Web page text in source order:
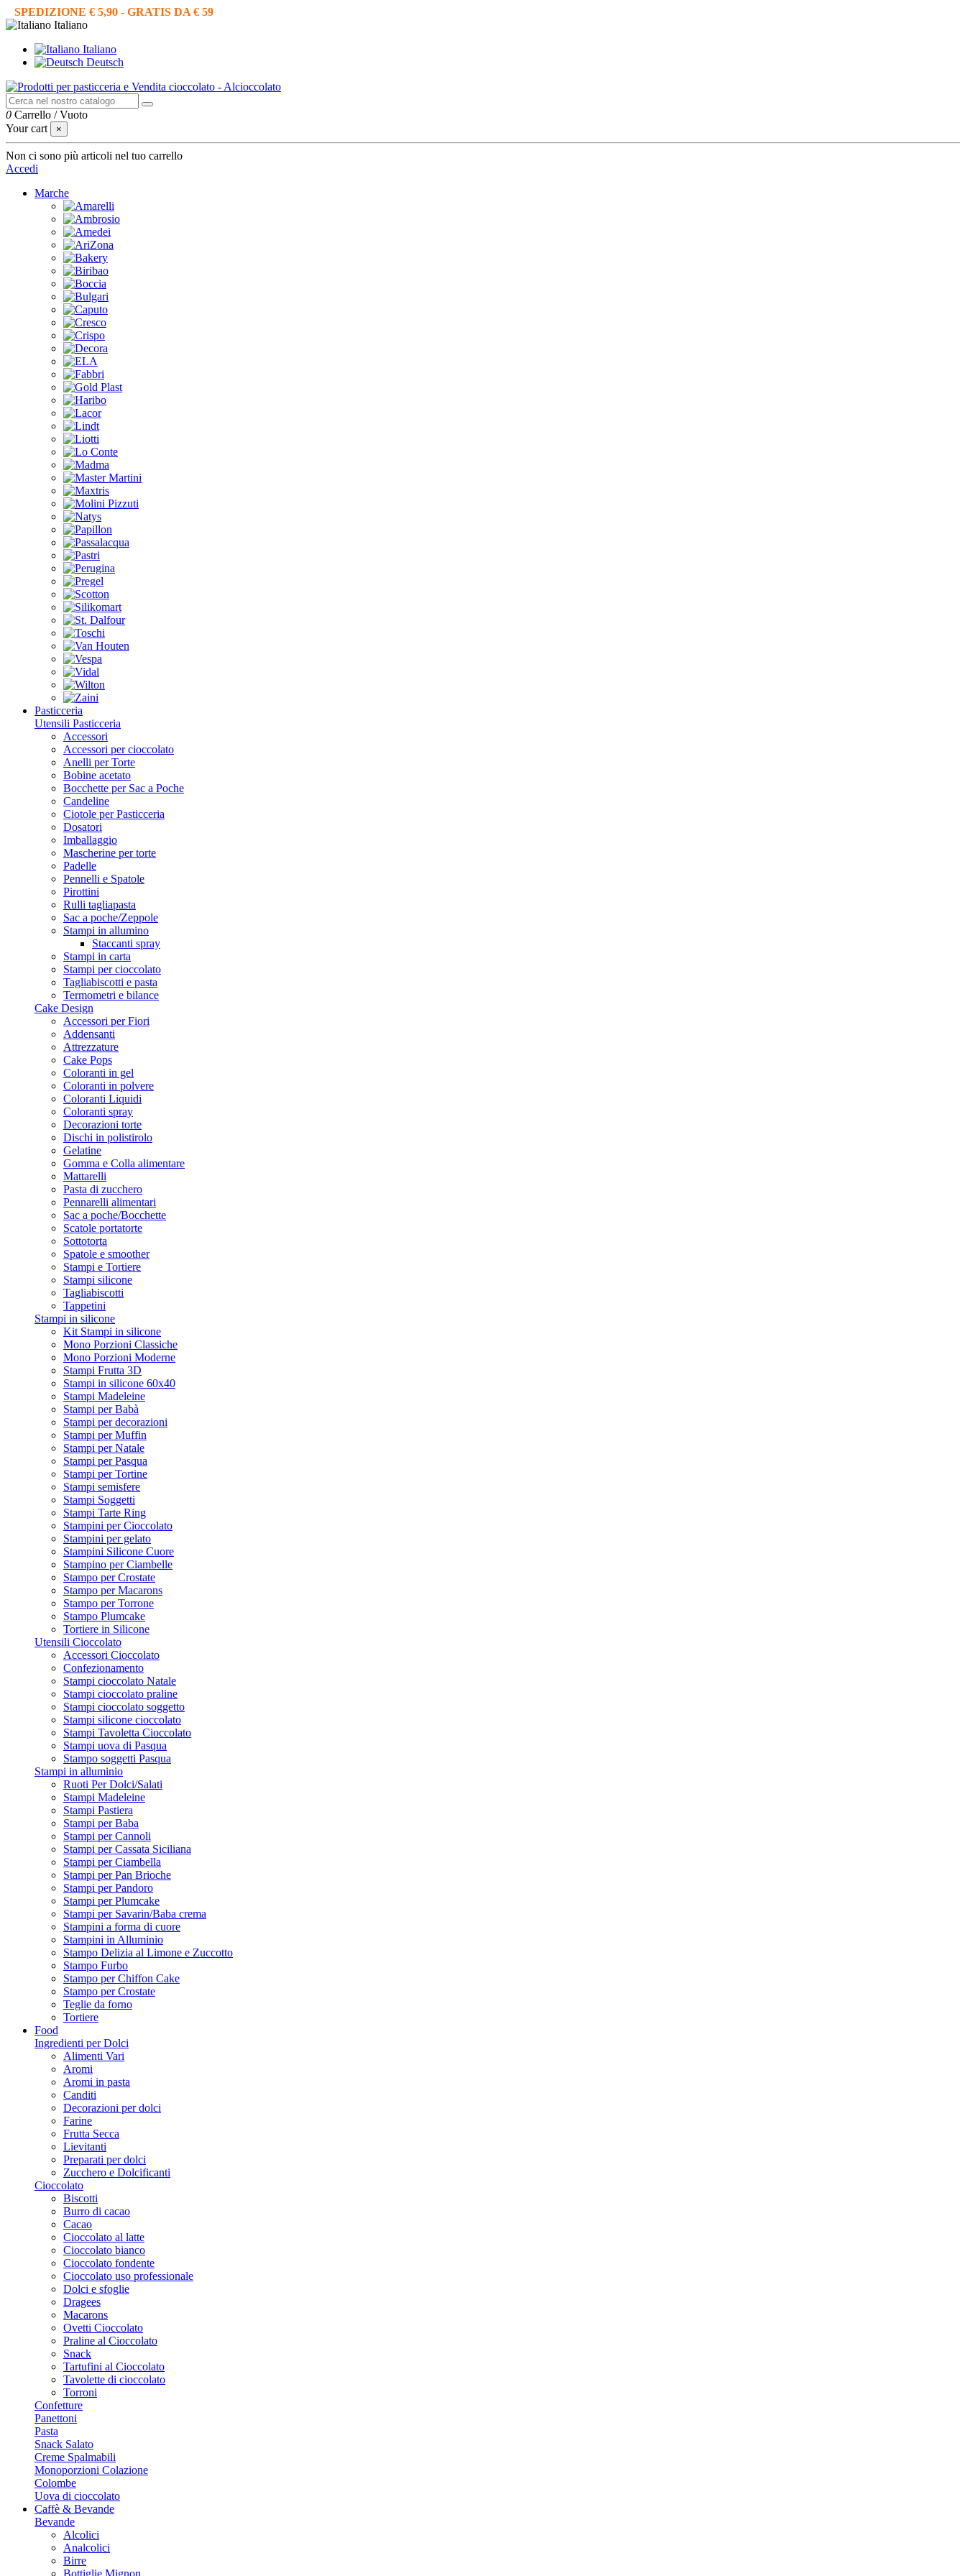
SPEDIZIONE € 5,90 - GRATIS DA € 59
Italiano
Italiano
Deutsch
0 Carrello /Vuoto
Your cart
×
Non ci sono più articoli nel tuo carrello
Accedi
Marche
Pasticceria
Utensili Pasticceria
Accessori
Accessori per cioccolato
Anelli per Torte
Bobine acetato
Bocchette per Sac a Poche
Candeline
Ciotole per Pasticceria
Dosatori
Imballaggio
Mascherine per torte
Padelle
Pennelli e Spatole
Pirottini
Rulli tagliapasta
Sac a poche/Zeppole
Stampi in allumino
Staccanti spray
Stampi in carta
Stampi per cioccolato
Tagliabiscotti e pasta
Termometri e bilance
Cake Design
Accessori per Fiori
Addensanti
Attrezzature
Cake Pops
Coloranti in gel
Coloranti in polvere
Coloranti Liquidi
Coloranti spray
Decorazioni torte
Dischi in polistirolo
Gelatine
Gomma e Colla alimentare
Mattarelli
Pasta di zucchero
Pennarelli alimentari
Sac a poche/Bocchette
Scatole portatorte
Sottotorta
Spatole e smoother
Stampi e Tortiere
Stampi silicone
Tagliabiscotti
Tappetini
Stampi in silicone
Kit Stampi in silicone
Mono Porzioni Classiche
Mono Porzioni Moderne
Stampi Frutta 3D
Stampi in silicone 60x40
Stampi Madeleine
Stampi per Babà
Stampi per decorazioni
Stampi per Muffin
Stampi per Natale
Stampi per Pasqua
Stampi per Tortine
Stampi semisfere
Stampi Soggetti
Stampi Tarte Ring
Stampini per Cioccolato
Stampini per gelato
Stampini Silicone Cuore
Stampino per Ciambelle
Stampo per Crostate
Stampo per Macarons
Stampo per Torrone
Stampo Plumcake
Tortiere in Silicone
Utensili Cioccolato
Accessori Cioccolato
Confezionamento
Stampi cioccolato Natale
Stampi cioccolato praline
Stampi cioccolato soggetto
Stampi silicone cioccolato
Stampi Tavoletta Cioccolato
Stampi uova di Pasqua
Stampo soggetti Pasqua
Stampi in alluminio
Ruoti Per Dolci/Salati
Stampi Madeleine
Stampi Pastiera
Stampi per Baba
Stampi per Cannoli
Stampi per Cassata Siciliana
Stampi per Ciambella
Stampi per Pan Brioche
Stampi per Pandoro
Stampi per Plumcake
Stampi per Savarin/Baba crema
Stampini a forma di cuore
Stampini in Alluminio
Stampo Delizia al Limone e Zuccotto
Stampo Furbo
Stampo per Chiffon Cake
Stampo per Crostate
Teglie da forno
Tortiere
Food
Ingredienti per Dolci
Alimenti Vari
Aromi
Aromi in pasta
Canditi
Decorazioni per dolci
Farine
Frutta Secca
Lievitanti
Preparati per dolci
Zucchero e Dolcificanti
Cioccolato
Biscotti
Burro di cacao
Cacao
Cioccolato al latte
Cioccolato bianco
Cioccolato fondente
Cioccolato uso professionale
Dolci e sfoglie
Dragees
Macarons
Ovetti Cioccolato
Praline al Cioccolato
Snack
Tartufini al Cioccolato
Tavolette di cioccolato
Torroni
Confetture
Panettoni
Pasta
Snack Salato
Creme Spalmabili
Monoporzioni Colazione
Colombe
Uova di cioccolato
Caffè & Bevande
Bevande
Alcolici
Analcolici
Birre
Bottiglie Mignon